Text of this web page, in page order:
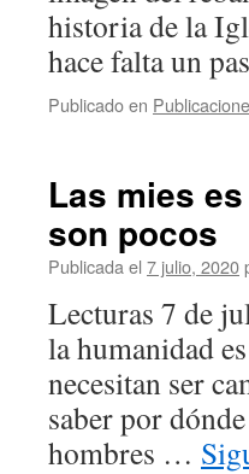
historia de la
hace falta un
Publicado en
Las mies
son pocos
Publicada el 7 julio, 2020
Lecturas 7 de
la humanidad
necesitan ser
saber por
hombres …